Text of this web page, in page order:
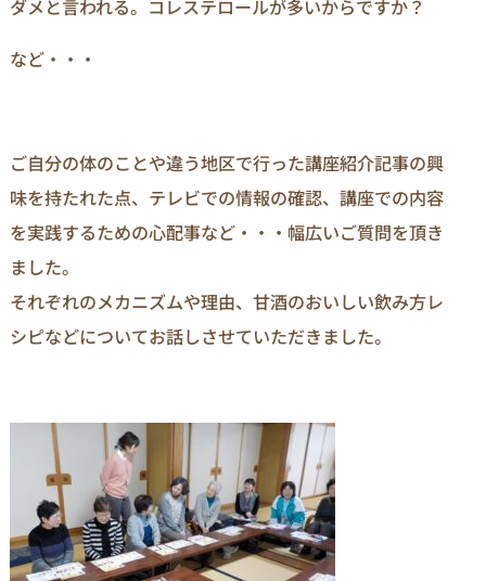
ダメと言われる。コレステロールが多いからですか？
など・・・
ご自分の体のことや違う地区で行った講座紹介記事の興
味を持たれた点、テレビでの情報の確認、講座での内容
を実践するための心配事など・・・幅広いご質問を頂き
ました。
それぞれのメカニズムや理由、甘酒のおいしい飲み方レ
シピなどについてお話しさせていただきました。